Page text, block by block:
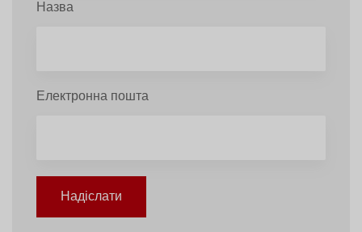
Назва
Електронна пошта
Надіслати